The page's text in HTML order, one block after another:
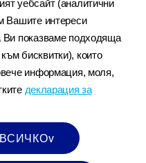
в кърмата, помагат
чревна флора на
нивата на
нивата на
Така
се в майчиното
уебсайт (аналитични
Вашите интереси
Ви показваме подходяща
бисквитки), които
информация, моля,
декларация за